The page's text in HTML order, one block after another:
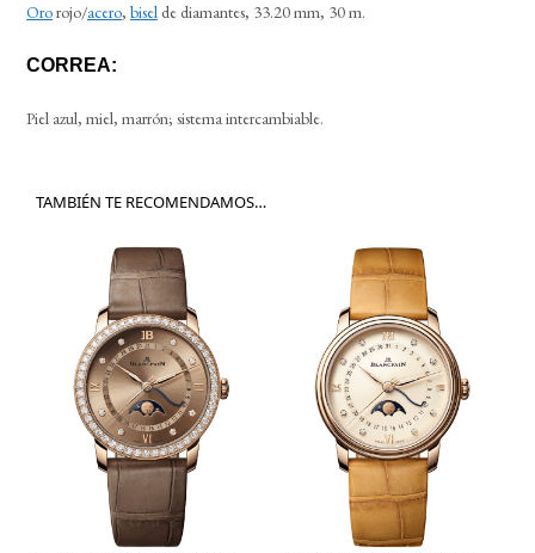
Ororojo/acero, bisel de diamantes, 33.20 mm, 30 m.
CORREA:
Piel azul, miel, marrón; sistema intercambiable.
TAMBIÉN TE RECOMENDAMOS…